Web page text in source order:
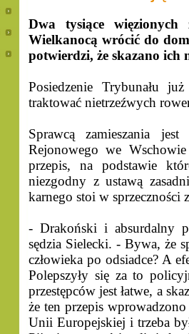
Dwa tysiące
Wielkanocą wrócić do
potwierdzi, że skazano
Posiedzenie Trybunału
traktować nietrzeźwych
Sprawcą zamieszania
Rejonowego we
przepis, na podstawie
niezgodny z ustawą
karnego stoi w sprzeczności
- Drakoński i absurdalny
sędzia Sielecki. - Bywa, że
człowieka po odsiadce? A
Polepszyły się za to
przestępców jest łatwe, a
że ten przepis
Unii Europejskiej i trzeba